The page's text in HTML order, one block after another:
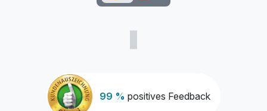
99 % positives Feedback